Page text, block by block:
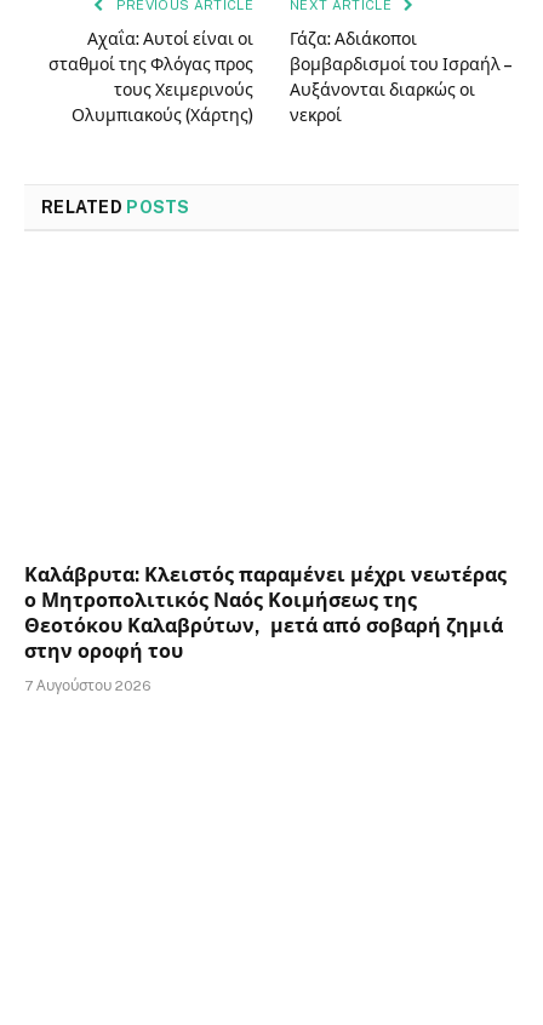
PREVIOUS ARTICLE
Αχαΐα: Αυτοί είναι οι
σταθμοί της Φλόγας προς
τους Χειμερινούς
Ολυμπιακούς (Χάρτης)
NEXT ARTICLE
Γάζα: Αδιάκοποι
βομβαρδισμοί του Ισραήλ –
Αυξάνονται διαρκώς οι
νεκροί
RELATED POSTS
Καλάβρυτα: Κλειστός παραμένει μέχρι νεωτέρας
ο Μητροπολιτικός Ναός Κοιμήσεως της
Θεοτόκου Καλαβρύτων, μετά από σοβαρή ζημιά
στην οροφή του
7 Αυγούστου 2026